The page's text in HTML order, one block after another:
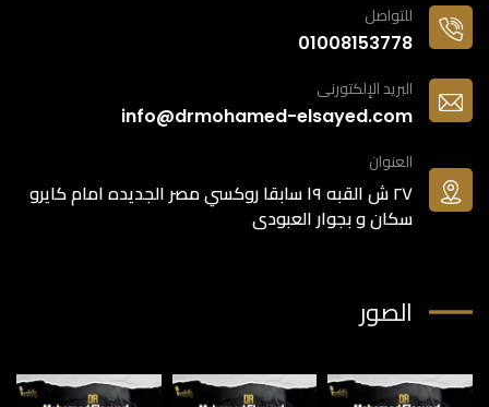
للتواصل
01008153778
البريد الإلكتورنى
info@drmohamed-elsayed.com
العنوان
٢٧ ش القبه ١٩ سابقا روكسي مصر الجديده امام كايرو
سكان و بجوار العبودى
الصور